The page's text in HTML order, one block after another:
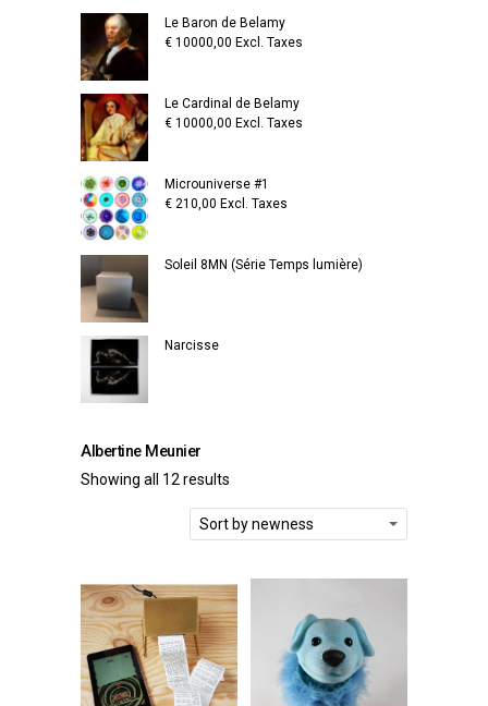
Le Baron de Belamy
€ 10000,00 Excl. Taxes
Le Cardinal de Belamy
€ 10000,00 Excl. Taxes
Microuniverse #1
€ 210,00 Excl. Taxes
Soleil 8MN (Série Temps lumière)
Narcisse
Albertine Meunier
Showing all 12 results
Sort by newness